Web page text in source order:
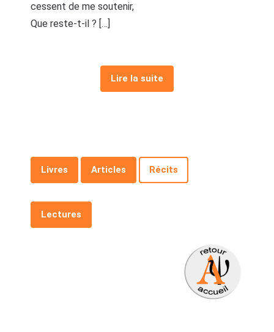
cessent de me soutenir,
Que reste-t-il ? […]
Lire la suite
Livres Articles Récits
Lectures